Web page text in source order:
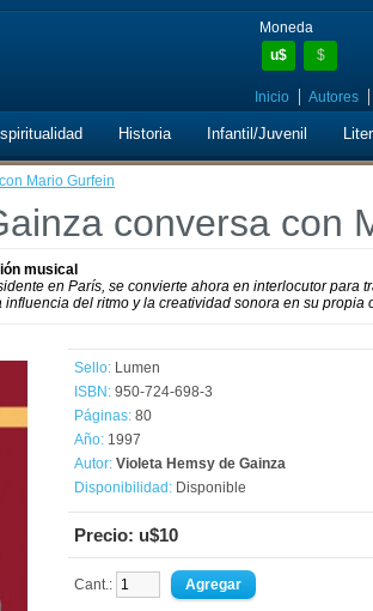
Moneda
u$
$
Inicio Autores
Historia Infantil/Juvenil
Mario Gurfein
conversa con
musical
en París, se convierte ahora en interlocutor para
del ritmo y la creatividad sonora en su propia
Sello: Lumen
ISBN: 950-724-698-3
Páginas: 80
Año: 1997
Autor: Violeta Hemsy de Gainza
Disponibilidad: Disponible
Precio: u$10
Cant.: